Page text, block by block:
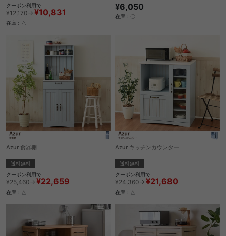
クーポン利用で
¥12,170→ ¥10,831
在庫：△
¥6,050
在庫：〇
Azur 食器棚
送料無料
クーポン利用で
¥25,460→ ¥22,659
在庫：△
Azur キッチンカウンター
送料無料
クーポン利用で
¥24,360→ ¥21,680
在庫：△